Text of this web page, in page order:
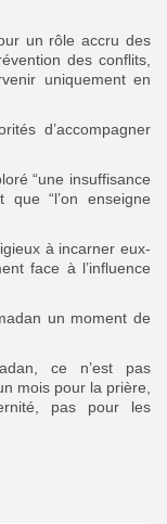
un rôle accru des
des conflits,
uniquement en
d’accompagner
“une insuffisance
que “l’on enseigne
à incarner eux-
face à l’influence
un moment de
ce n’est pas
mois pour la prière,
pas pour les